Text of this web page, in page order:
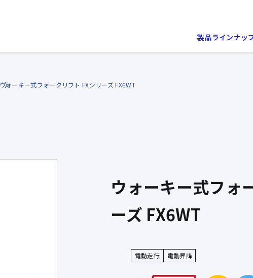
製品ラインナッ
ウォーキー式フォークリフト FXシリーズ FX6WT
ウォーキー式フォ
ーズ FX6WT
電動走行 電動昇降